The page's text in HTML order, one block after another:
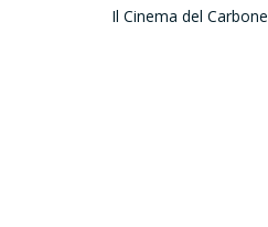
Il Cinema del Carbone